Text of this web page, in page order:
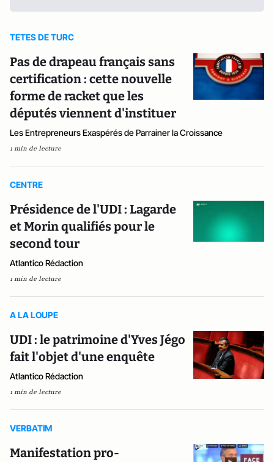
TETES DE TURC
Pas de drapeau français sans
certification : cette nouvelle
forme de racket que les
députés viennent d'instituer
Les Entrepreneurs Exaspérés de Parrainer la Croissance
1 min de lecture
CENTRE
Présidence de l'UDI : Lagarde
et Morin qualifiés pour le
second tour
Atlantico Rédaction
1 min de lecture
A LA LOUPE
UDI : le patrimoine d'Yves Jégo
fait l'objet d'une enquête
Atlantico Rédaction
1 min de lecture
VERBATIM
Manifestation pro-